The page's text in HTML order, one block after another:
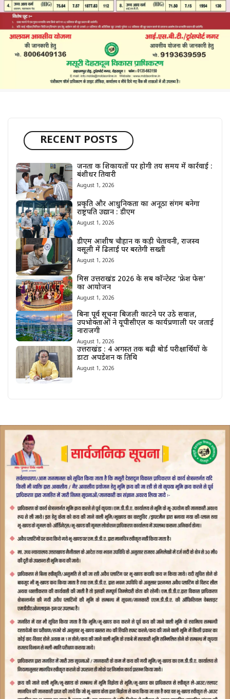
RECENT POSTS
जनता की शिकायतों पर होगी तय समय में कार्रवाई :
बंशीधर तिवारी
August 1, 2026
प्रकृति और आधुनिकता का अनूठा संगम बनेगा
राष्ट्रपति उद्यान : डीएम
August 1, 2026
डीएम आशीष चौहान की कड़ी चेतावनी, राजस्व
वसूली में ढिलाई पर बरतेगी सख्ती
August 1, 2026
मिस उत्तराखंड 2026 के सब कॉन्टेस्ट ‘फ्रेश फेस’
का आयोजन
August 1, 2026
बिना पूर्व सूचना बिजली काटने पर उठे सवाल,
उपभोक्ताओं ने यूपीसीएल की कार्यप्रणाली पर जताई
नाराजगी
August 1, 2026
उत्तराखंड : 4 अगस्त तक बढ़ी बोर्ड परीक्षार्थियों के
डाटा अपडेशन की तिथि
August 1, 2026